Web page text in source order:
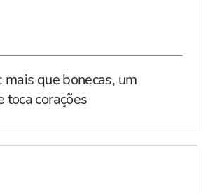
mais que bonecas, um
toca corações